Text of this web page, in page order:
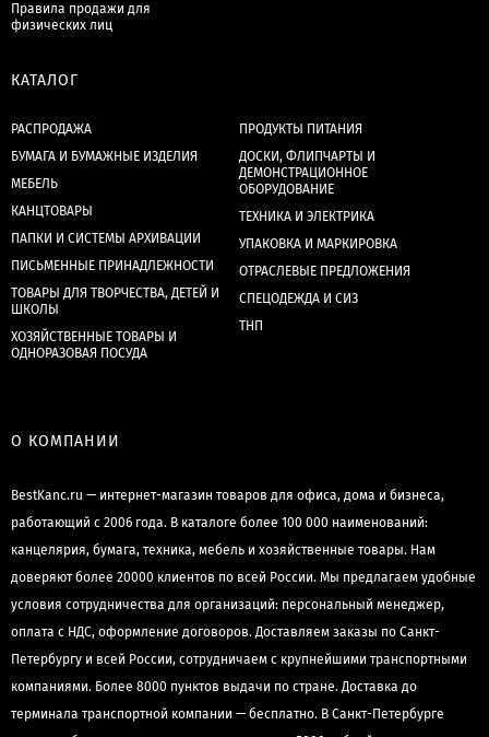
Правила продажи для
физических лиц
КАТАЛОГ
РАСПРОДАЖА
БУМАГА И БУМАЖНЫЕ ИЗДЕЛИЯ
МЕБЕЛЬ
КАНЦТОВАРЫ
ПАПКИ И СИСТЕМЫ АРХИВАЦИИ
ПИСЬМЕННЫЕ ПРИНАДЛЕЖНОСТИ
ТОВАРЫ ДЛЯ ТВОРЧЕСТВА, ДЕТЕЙ И
ШКОЛЫ
ХОЗЯЙСТВЕННЫЕ ТОВАРЫ И
ОДНОРАЗОВАЯ ПОСУДА
ПРОДУКТЫ ПИТАНИЯ
ДОСКИ, ФЛИПЧАРТЫ И
ДЕМОНСТРАЦИОННОЕ
ОБОРУДОВАНИЕ
ТЕХНИКА И ЭЛЕКТРИКА
УПАКОВКА И МАРКИРОВКА
ОТРАСЛЕВЫЕ ПРЕДЛОЖЕНИЯ
СПЕЦОДЕЖДА И СИЗ
ТНП
О КОМПАНИИ
BestKanc.ru — интернет-магазин товаров для офиса, дома и бизнеса,
работающий с 2006 года. В каталоге более 100 000 наименований:
канцелярия, бумага, техника, мебель и хозяйственные товары. Нам
доверяют более 20000 клиентов по всей России. Мы предлагаем удобные
условия сотрудничества для организаций: персональный менеджер,
оплата с НДС, оформление договоров. Доставляем заказы по Санкт-
Петербургу и всей России, сотрудничаем с крупнейшими транспортными
компаниями. Более 8000 пунктов выдачи по стране. Доставка до
терминала транспортной компании — бесплатно. В Санкт-Петербурге